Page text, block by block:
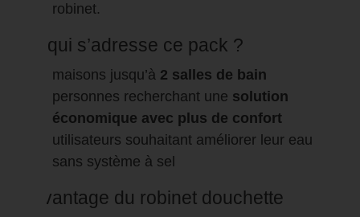
robinet.
À qui s’adresse ce pack ?
maisons jusqu’à 2 salles de bain
personnes recherchant une solution
économique avec plus de confort
utilisateurs souhaitant améliorer leur eau
sans système à sel
Avantage du robinet douchette